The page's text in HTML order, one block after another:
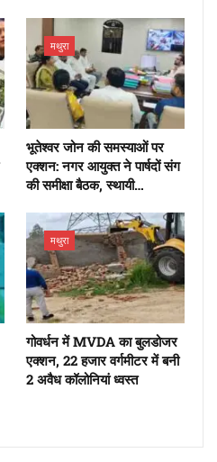
मथुरा
भूतेश्वर जोन की समस्याओं पर
एक्शन: नगर आयुक्त ने पार्षदों संग
की समीक्षा बैठक, स्थायी…
मथुरा
गोवर्धन में MVDA का बुलडोजर
एक्शन, 22 हजार वर्गमीटर में बनी
2 अवैध कॉलोनियां ध्वस्त